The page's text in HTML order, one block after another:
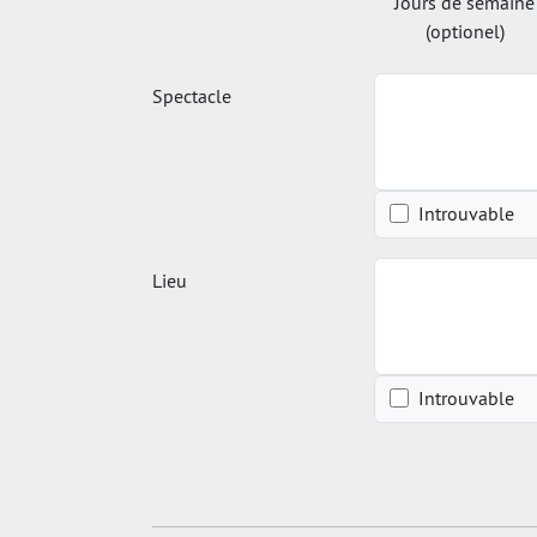
(optionel)
Spectacle
Introuvable
Lieu
Introuvable